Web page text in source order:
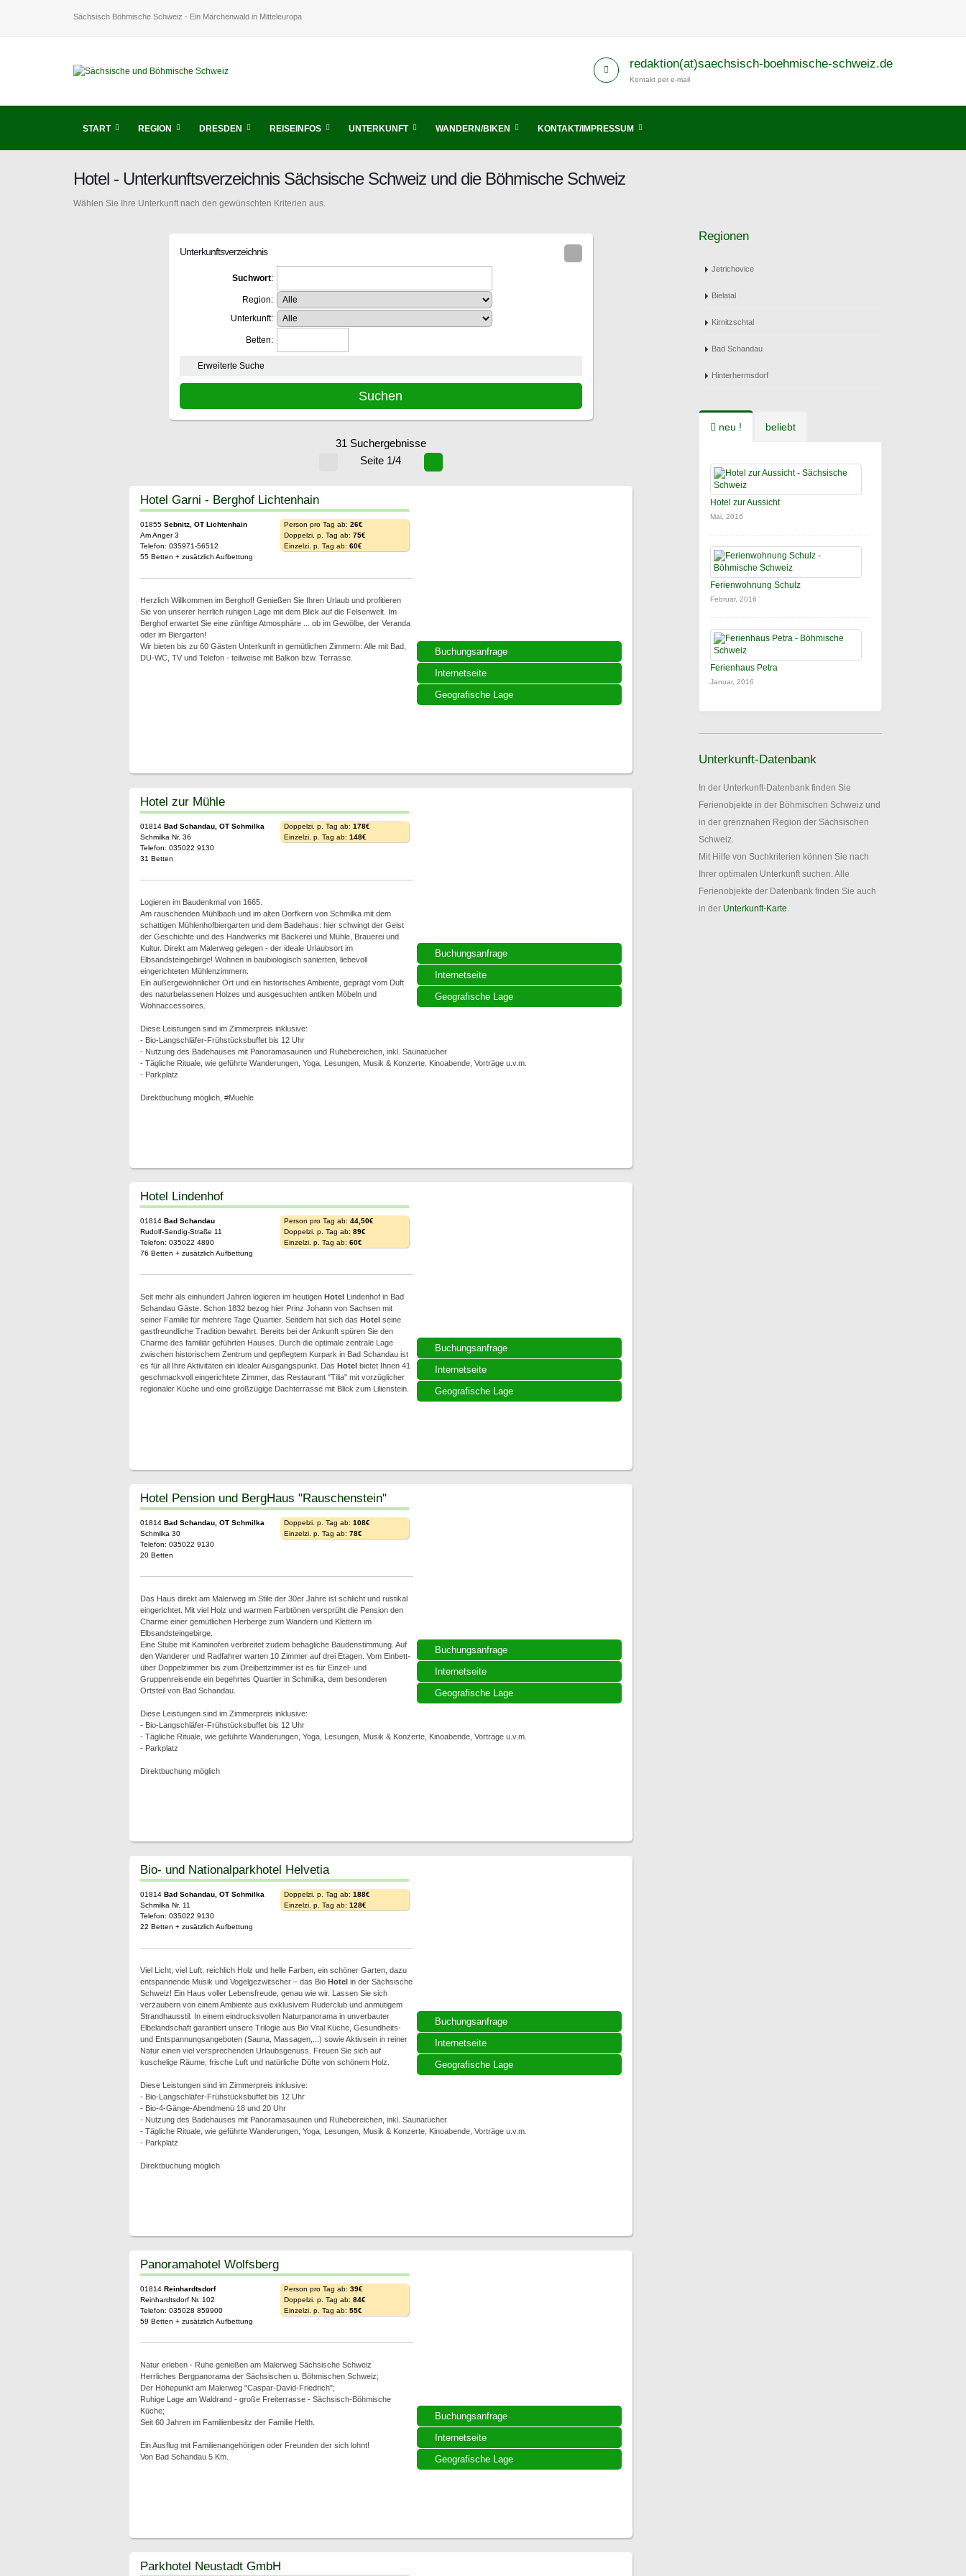
Sächsisch Böhmische Schweiz - Ein Märchenwald in Mitteleuropa
redaktion(at)saechsisch-boehmische-schweiz.de
Kontakt per e-mail
START REGION DRESDEN REISEINFOS UNTERKUNFT WANDERN/BIKEN KONTAKT/IMPRESSUM
Hotel - Unterkunftsverzeichnis Sächsische Schweiz und die Böhmische Schweiz
Wählen Sie Ihre Unterkunft nach den gewünschten Kriterien aus.
Unterkunftsverzeichnis
Suchwort:
Region:
Unterkunft:
Betten:
Erweiterte Suche
31 Suchergebnisse
Seite 1/4
Buchungsanfrage
Internetseite
Geografische Lage
Hotel Garni - Berghof Lichtenhain
01855 Sebnitz, OT Lichtenhain
Am Anger 3
Telefon: 035971-56512
55 Betten + zusätzlich Aufbettung
Person pro Tag ab: 26€
Doppelzi. p. Tag ab: 75€
Einzelzi. p. Tag ab: 60€
Herzlich Willkommen im Berghof! Genießen Sie Ihren Urlaub und profitieren
Sie von unserer herrlich ruhigen Lage mit dem Blick auf die Felsenwelt. Im
Berghof erwartet Sie eine zünftige Atmosphäre ... ob im Gewölbe, der Veranda
oder im Biergarten!
Wir bieten bis zu 60 Gästen Unterkunft in gemütlichen Zimmern: Alle mit Bad,
DU-WC, TV und Telefon - teilweise mit Balkon bzw. Terrasse.
Buchungsanfrage
Internetseite
Geografische Lage
Hotel zur Mühle
01814 Bad Schandau, OT Schmilka
Schmilka Nr. 36
Telefon: 035022 9130
31 Betten
Doppelzi. p. Tag ab: 178€
Einzelzi. p. Tag ab: 148€
Logieren im Baudenkmal von 1665.
Am rauschenden Mühlbach und im alten Dorfkern von Schmilka mit dem
schattigen Mühlenhofbiergarten und dem Badehaus: hier schwingt der Geist
der Geschichte und des Handwerks mit Bäckerei und Mühle, Brauerei und
Kultur. Direkt am Malerweg gelegen - der ideale Urlaubsort im
Elbsandsteingebirge! Wohnen in baubiologisch sanierten, liebevoll
eingerichteten Mühlenzimmern.
Ein außergewöhnlicher Ort und ein historisches Ambiente, geprägt vom Duft
des naturbelassenen Holzes und ausgesuchten antiken Möbeln und
Wohnaccessoires.
Diese Leistungen sind im Zimmerpreis inklusive:
- Bio-Langschläfer-Frühstücksbuffet bis 12 Uhr
- Nutzung des Badehauses mit Panoramasaunen und Ruhebereichen, inkl. Saunatücher
- Tägliche Rituale, wie geführte Wanderungen, Yoga, Lesungen, Musik & Konzerte, Kinoabende, Vorträge u.v.m.
- Parkplatz
Direktbuchung möglich, #Muehle
Buchungsanfrage
Internetseite
Geografische Lage
Hotel Lindenhof
01814 Bad Schandau
Rudolf-Sendig-Straße 11
Telefon: 035022 4890
76 Betten + zusätzlich Aufbettung
Person pro Tag ab: 44,50€
Doppelzi. p. Tag ab: 89€
Einzelzi. p. Tag ab: 60€
Seit mehr als einhundert Jahren logieren im heutigen HotelLindenhof in Bad
Schandau Gäste. Schon 1832 bezog hier Prinz Johann von Sachsen mit
seiner Familie für mehrere Tage Quartier. Seitdem hat sich das Hotelseine
gastfreundliche Tradition bewahrt. Bereits bei der Ankunft spüren Sie den
Charme des familiär geführten Hauses. Durch die optimale zentrale Lage
zwischen historischem Zentrum und gepflegtem Kurpark in Bad Schandau ist
es für all Ihre Aktivitäten ein idealer Ausgangspunkt. Das Hotelbietet Ihnen 41
geschmackvoll eingerichtete Zimmer, das Restaurant "Tilia" mit vorzüglicher
regionaler Küche und eine großzügige Dachterrasse mit Blick zum Lilienstein.
Buchungsanfrage
Internetseite
Geografische Lage
Hotel Pension und BergHaus "Rauschenstein"
01814 Bad Schandau, OT Schmilka
Schmilka 30
Telefon: 035022 9130
20 Betten
Doppelzi. p. Tag ab: 108€
Einzelzi. p. Tag ab: 78€
Das Haus direkt am Malerweg im Stile der 30er Jahre ist schlicht und rustikal
eingerichtet. Mit viel Holz und warmen Farbtönen versprüht die Pension den
Charme einer gemütlichen Herberge zum Wandern und Klettern im
Elbsandsteingebirge.
Eine Stube mit Kaminofen verbreitet zudem behagliche Baudenstimmung. Auf
den Wanderer und Radfahrer warten 10 Zimmer auf drei Etagen. Vom Einbett-
über Doppelzimmer bis zum Dreibettzimmer ist es für Einzel- und
Gruppenreisende ein begehrtes Quartier in Schmilka, dem besonderen
Ortsteil von Bad Schandau.
Diese Leistungen sind im Zimmerpreis inklusive:
- Bio-Langschläfer-Frühstücksbuffet bis 12 Uhr
- Tägliche Rituale, wie geführte Wanderungen, Yoga, Lesungen, Musik & Konzerte, Kinoabende, Vorträge u.v.m.
- Parkplatz
Direktbuchung möglich
Buchungsanfrage
Internetseite
Geografische Lage
Bio- und Nationalparkhotel Helvetia
01814 Bad Schandau, OT Schmilka
Schmilka Nr. 11
Telefon: 035022 9130
22 Betten + zusätzlich Aufbettung
Doppelzi. p. Tag ab: 188€
Einzelzi. p. Tag ab: 128€
Viel Licht, viel Luft, reichlich Holz und helle Farben, ein schöner Garten, dazu
entspannende Musik und Vogelgezwitscher – das Bio Hotelin der Sächsische
Schweiz! Ein Haus voller Lebensfreude, genau wie wir. Lassen Sie sich
verzaubern von einem Ambiente aus exklusivem Ruderclub und anmutigem
Strandhausstil. In einem eindrucksvollen Naturpanorama in unverbauter
Elbelandschaft garantiert unsere Trilogie aus Bio Vital Küche, Gesundheits-
und Entspannungsangeboten (Sauna, Massagen,...) sowie Aktivsein in reiner
Natur einen viel versprechenden Urlaubsgenuss. Freuen Sie sich auf
kuschelige Räume, frische Luft und natürliche Düfte von schönem Holz.
Diese Leistungen sind im Zimmerpreis inklusive:
- Bio-Langschläfer-Frühstücksbuffet bis 12 Uhr
- Bio-4-Gänge-Abendmenü 18 und 20 Uhr
- Nutzung des Badehauses mit Panoramasaunen und Ruhebereichen, inkl. Saunatücher
- Tägliche Rituale, wie geführte Wanderungen, Yoga, Lesungen, Musik & Konzerte, Kinoabende, Vorträge u.v.m.
- Parkplatz
Direktbuchung möglich
Buchungsanfrage
Internetseite
Geografische Lage
Panoramahotel Wolfsberg
01814 Reinhardtsdorf
Reinhardtsdorf Nr. 102
Telefon: 035028 859900
59 Betten + zusätzlich Aufbettung
Person pro Tag ab: 39€
Doppelzi. p. Tag ab: 84€
Einzelzi. p. Tag ab: 55€
Natur erleben - Ruhe genießen am Malerweg Sächsische Schweiz
Herrliches Bergpanorama der Sächsischen u. Böhmischen Schweiz;
Der Höhepunkt am Malerweg "Caspar-David-Friedrich";
Ruhige Lage am Waldrand - große Freiterrasse - Sächsisch-Böhmische
Küche;
Seit 60 Jahren im Familienbesitz der Familie Helth.
Ein Ausflug mit Familienangehörigen oder Freunden der sich lohnt!
Von Bad Schandau 5 Km.
Parkhotel Neustadt GmbH
Regionen
Jetrichovice
Bielatal
Kirnitzschtal
Bad Schandau
Hinterhermsdorf
neu ! beliebt
Hotel zur Aussicht
Mai, 2016
Ferienwohnung Schulz
Februar, 2016
Ferienhaus Petra
Januar, 2016
Unterkunft-Datenbank
In der Unterkunft-Datenbank finden Sie
Ferienobjekte in der Böhmischen Schweiz und
in der grenznahen Region der Sächsischen
Schweiz.
Mit Hilfe von Suchkriterien können Sie nach
Ihrer optimalen Unterkunft suchen. Alle
Ferienobjekte der Datenbank finden Sie auch
in der Unterkunft-Karte.